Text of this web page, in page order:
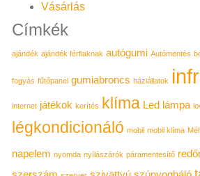
Vásárlás
Címkék
ajándék ajándék férfiaknak autógumi Autómentés
fogyás fűtőpanel gumiabroncs háziállatok
internet játékok kerítés klíma Led lámpa
légkondicionáló mobil mobil klíma
napelem nyomda nyílászárók páramentesítő